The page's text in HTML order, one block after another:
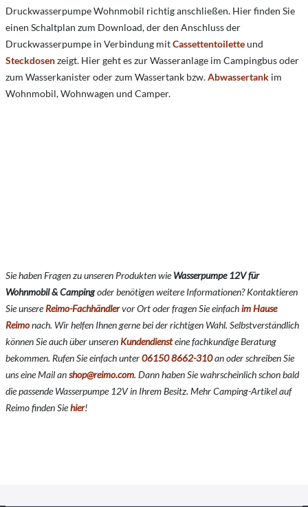
Druckwasserpumpe Wohnmobil richtig anschließen. Hier finden Sie
einen Schaltplan zum Download, der den Anschluss der
Druckwasserpumpe in Verbindung mitCassettentoiletteund
Steckdosenzeigt. Hier geht es zur Wasseranlage im Campingbus oder
zum Wasserkanister oder zum Wassertank bzw.Abwassertank im
Wohnmobil, Wohnwagen und Camper.
Sie haben Fragen zu unseren Produkten wieWasserpumpe 12V für
Wohnmobil & Campingoder benötigen weitere Informationen? Kontaktieren
Sie unsereReimo-Fachhändlervor Ort oder fragen Sie einfachim Hause
Reimonach. Wir helfen Ihnen gerne bei der richtigen Wahl. Selbstverständlich
können Sie auch über unseren Kundendiensteine fachkundige Beratung
bekommen. Rufen Sie einfach unter06150 8662-310an oder schreiben Sie
uns eine Mail anshop@reimo.com. Dann haben Sie wahrscheinlich schon bald
die passende Wasserpumpe 12V in Ihrem Besitz. Mehr Camping-Artikel auf
Reimo finden Siehier!